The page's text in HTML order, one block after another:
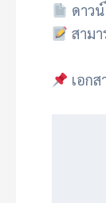
ดาว
สาม
เอก